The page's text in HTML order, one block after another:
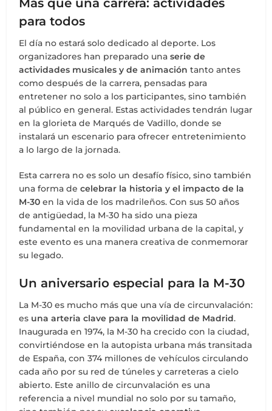
Más que una carrera: actividades
para todos
El día no estará solo dedicado al deporte. Los
organizadores han preparado unaserie de
actividades musicales y de animación tanto antes
como después de la carrera, pensadas para
entretener no solo a los participantes, sino también
al público en general. Estas actividades tendrán lugar
en la glorieta de Marqués de Vadillo, donde se
instalará un escenario para ofrecer entretenimiento
a lo largo de la jornada.
Esta carrera no es solo un desafío físico, sino también
una forma decelebrar la historia y el impacto de la
M-30 en la vida de los madrileños. Con sus 50 años
de antigüedad, la M-30 ha sido una pieza
fundamental en la movilidad urbana de la capital, y
este evento es una manera creativa de conmemorar
su legado.
Un aniversario especial para la M-30
La M-30 es mucho más que una vía de circunvalación:
es una arteria clave para la movilidad de Madrid.
Inaugurada en 1974, la M-30 ha crecido con la ciudad,
convirtiéndose en la autopista urbana más transitada
de España, con 374 millones de vehículos circulando
cada año por su red de túneles y carreteras a cielo
abierto. Este anillo de circunvalación es una
referencia a nivel mundial no solo por su tamaño,